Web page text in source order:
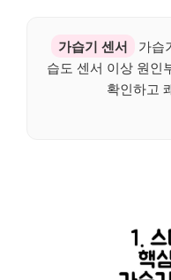
가습기 센서
가습
습도 센서 이상 원인
확인하고